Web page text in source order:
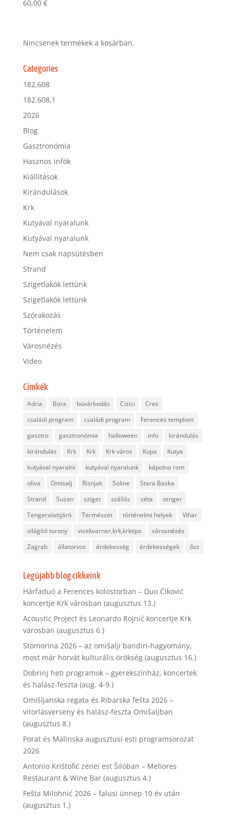
60,00 €
Nincsenek termékek a kosárban.
Categories
182,608
182,608,1
2026
Blog
Gasztronómia
Hasznos infók
Kiállítások
Kirándulások
Krk
Kutyával nyaralunk
Kutyával nyaralunk
Nem csak napsütésben
Strand
Szigetlakók lettünk
Szigetlakók lettünk
Szórakozás
Történelem
Városnézés
Video
Címkék
Adria Bora búvárkodás Cizici
Cres
családi program
családi program
Ferences templom
gasztro
gasztronómia halloween info
kirándulás
kirándulás
Krk Krk Krk város Kupa
Kutya
kutyával nyaralni
kutyával nyaralunk
kápolna rom
olíva
Omisalj Risnjak Soline
Stara Baska
Strand
Suzan sziget szállás séta
tenger
Tengeralattjáró
Természet történelmi helyek
Vihar
világító torony
visitkvarner,krk,krktips
városnézés
Zagrab
állatorvos érdekesség érdekességek ősz
Legújabb blog cikkeink
Hárfaduó a Ferences kolostorban – Duo Ćiković
koncertje Krk városban (augusztus 13.)
Acoustic Project és Leonardo Rojnić koncertje Krk
városban (augusztus 6.)
Stomorina 2026 – az omišalji bandiri-hagyomány,
most már horvát kulturális örökség (augusztus 16.)
Dobrinj heti programok – gyerekszínház, koncertek
és halász-feszta (aug. 4-9.)
Omišljanska regata és Ribarska fešta 2026 –
vitorlásverseny és halász-feszta Omišaljban
(augusztus 8.)
Porat és Malinska augusztusi esti programsorozat
2026
Antonio Krištofić zenei est Šilóban – Meliores
Restaurant & Wine Bar (augusztus 4.)
Fešta Milohnić 2026 – falusi ünnep 10 év után
(augusztus 1.)